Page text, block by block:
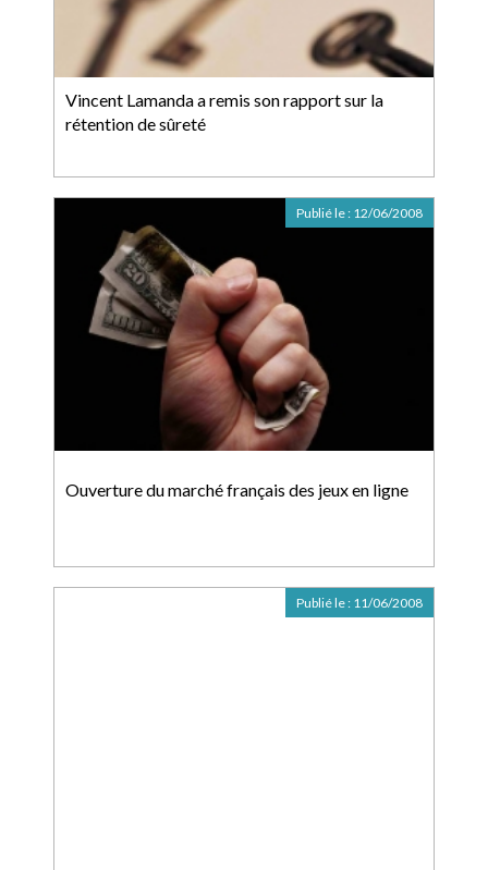
Vincent Lamanda a remis son rapport sur la
rétention de sûreté
Ouverture du marché français des jeux en ligne
Publié le : 12/06/2008
Publié le : 11/06/2008